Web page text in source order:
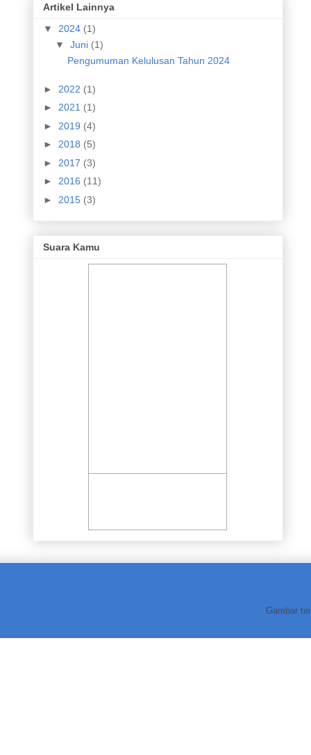
Artikel Lainnya
▼2024 (1)
▼Juni (1)
Pengumuman Kelulusan Tahun 2024
► 2022 (1)
►2021 (1)
► 2019 (4)
►2018 (5)
► 2017 (3)
►2016 (11)
► 2015 (3)
Suara Kamu
Gambar